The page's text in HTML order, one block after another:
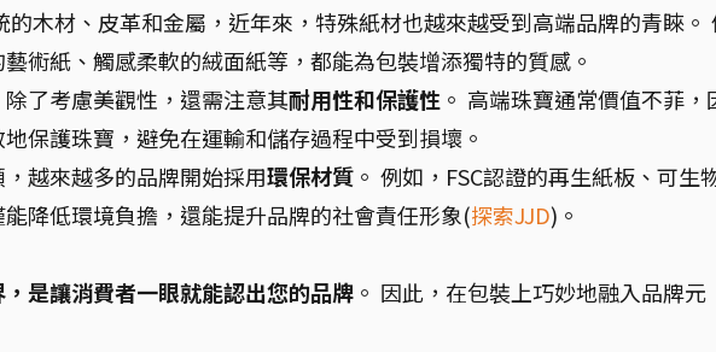
的木材、皮革和金屬，近年來，特殊紙材也越來越受到高端品牌的青睞。
術紙、觸感柔軟的絨面紙等，都能為包裝增添獨特的質感。
了考慮美觀性，還需注意其耐用性和保護性 。 高端珠寶通常價值不菲，
保護珠寶，避免在運輸和儲存過程中受到損壞。
越來越多的品牌開始採用環保材質 。 例如，FSC認證的再生紙板、可生
降低環境負擔，還能提升品牌的社會責任形象(探索JJD)。
是讓消費者一眼就能認出您的品牌 。 因此，在包裝上巧妙地融入品牌元